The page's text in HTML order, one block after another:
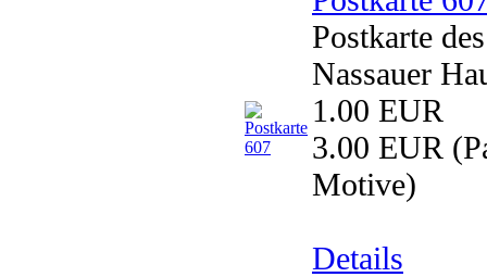
Postkarte
Nassauer
1.00 EUR
3.00 EUR
Motive)
Details